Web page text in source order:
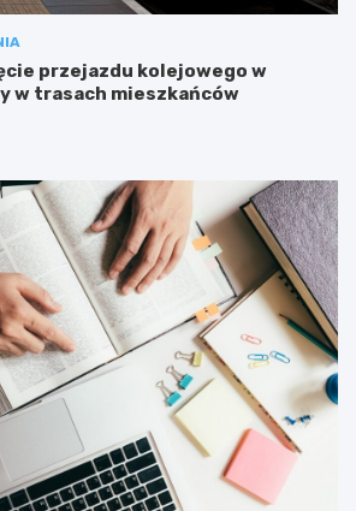
przejazdu kolejowego w
w trasach mieszkańców